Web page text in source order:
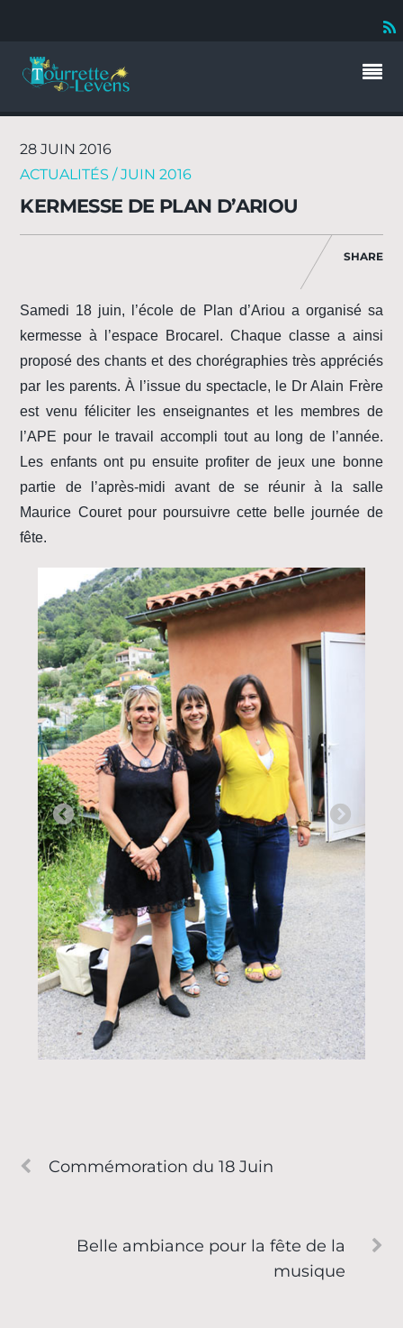
28 JUIN 2016
ACTUALITÉS / JUIN 2016
KERMESSE DE PLAN D’ARIOU
SHARE
Samedi 18 juin, l’école de Plan d’Ariou a organisé sa
kermesse à l’espace Brocarel. Chaque classe a ainsi
proposé des chants et des chorégraphies très appréciés
par les parents. À l’issue du spectacle, le Dr Alain Frère
est venu féliciter les enseignantes et les membres de
l’APE pour le travail accompli tout au long de l’année.
Les enfants ont pu ensuite profiter de jeux une bonne
partie de l’après-midi avant de se réunir à la salle
Maurice Couret pour poursuivre cette belle journée de
fête.
Commémoration du 18 Juin
Belle ambiance pour la fête de la
musique